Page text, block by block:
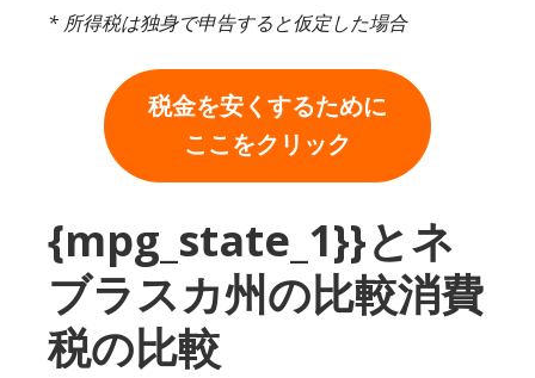
* 所得税は独身で申告すると仮定した場合
税金を安くするために
ここをクリック
{mpg_state_1}}とネ
ブラスカ州の比較消費
税の比較